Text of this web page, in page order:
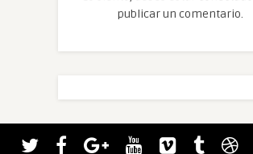
publicar un comentario.